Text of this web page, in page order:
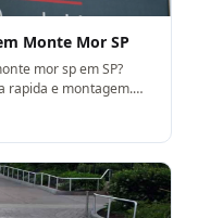
Monte Mor SP
mor sp em SP?
rapida e montagem.